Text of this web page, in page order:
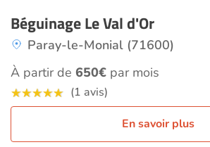
Béguinage Le Val d'Or
Paray-le-Monial (71600)
À partir de 650€ par mois
(1 avis)
En savoir plus